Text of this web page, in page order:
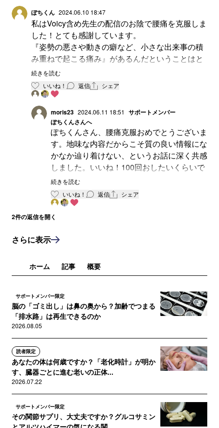
ぽちくん 2024.06.10 18:47
私はVoicy含め先生の配信のお陰で腰痛を克服しま
した！とても感謝しています。
『姿勢の悪さや動きの癖など、小さな出来事の積
み重ねで起こる痛み』があるんだということはと
ても大きな発見でした。感覚的には『骨が痛い』
でした。筋肉の痛みだとは気付きませんでした。
まさしてやそれが姿勢や癖からくるものだとは思
ってもいませんでした。山田先生のお話しを頼り
に腰痛の原因を探りました。ストーリーを遡りま
した。私の場合、コロナ禍から増えたリモートに
より『コタツでパソコン』が原因のようでした。
悪い姿勢が癖になり知らず知らずに腰に負担のか
かる動作をしていました。下っ腹を引っ込めるよ
ら動いてみるとすぐに腰痛がなくなりました！
何年も辛かった寝返りをうっても痛かった腰痛と
おさらば出来ました！原因も対策もとても地味な
ものでした。だけどお金儲けに繋がらない地味な
内容だからこそ質の良い情報になかなか辿り着け
ずにいました。検査や薬が必要な病気なのか。そ
しを医師から聞けた事は生活の質を考える上でと
くから説得力も出るなーとも思いました。ありが
とうございました🙏😊
続きを読む
いいね！
返信 シェア
moris23 2024.06.11 18:51 サポートメンバー
ぽちくんさんへ
ぽちくんさん、腰痛克服おめでとうございま
す。地味な内容だからこそ質の良い情報にな
かなか辿り着けない、というお話に深く共感
しました。いいね！100回おしたいくらいで
す🥰
続きを読む
いいね！
返信 シェア
2件の返信を開く
さらに表示
ホーム 記事 概要
サポートメンバー限定
脳の「ゴミ出し」は鼻の奥から？加齢でつまる
「排水路」は再生できるのか
2026.08.05
読者限定
あなたの体は何歳ですか？「老化時計」が明か
す、臓器ごとに進む老いの正体...
2026.07.22
サポートメンバー限定
その関節サプリ、大丈夫ですか？グルコサミン